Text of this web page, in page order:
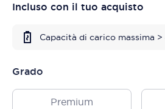
Incluso con il tuo acquisto
Capacità di carico massima >
Grado
Premium